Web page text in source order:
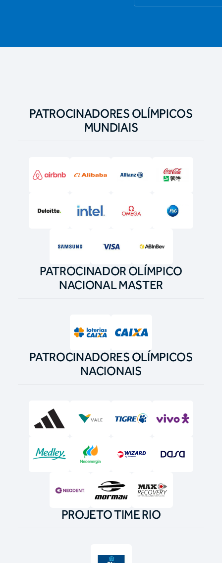
PATROCINADORES OLÍMPICOS
MUNDIAIS
PATROCINADOR OLÍMPICO
NACIONAL MASTER
PATROCINADORES OLÍMPICOS
NACIONAIS
PROJETO TIME RIO